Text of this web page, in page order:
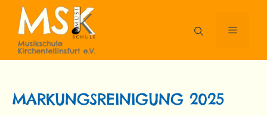
Zum
Inhalt
springen
MENÜ
MARKUNGSREINIGUNG 2025